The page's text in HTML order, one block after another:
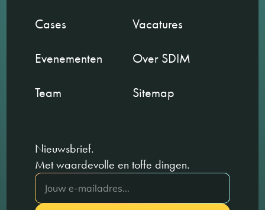
Cases
Vacatures
Evenementen
Over SDIM
Team
Sitemap
Nieuwsbrief.
Met waardevolle en toffe dingen.